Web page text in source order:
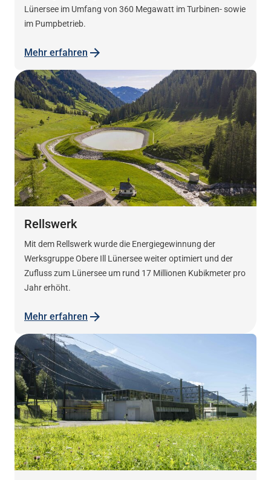
Lünersee im Umfang von 360 Megawatt im Turbinen- sowie
im Pumpbetrieb.
Mehr erfahren
Rellswerk
Mit dem Rellswerk wurde die Energiegewinnung der
Werksgruppe Obere Ill Lünersee weiter optimiert und der
Zufluss zum Lünersee um rund 17 Millionen Kubikmeter pro
Jahr erhöht.
Mehr erfahren